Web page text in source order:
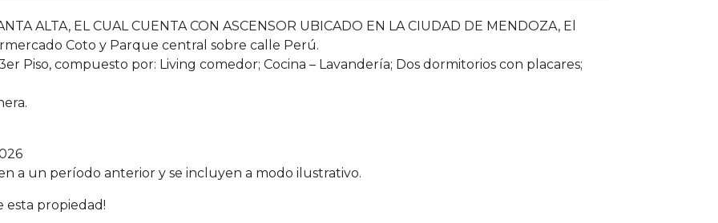
ALTA, EL CUAL CUENTA CON ASCENSOR UBICADO EN LA CIUDAD DE MENDOZA, El
Coto y Parque central sobre calle Perú.
Piso, compuesto por: Living comedor; Cocina – Lavandería; Dos dormitorios con placares;
a un período anterior y se incluyen a modo ilustrativo.
esta propiedad!